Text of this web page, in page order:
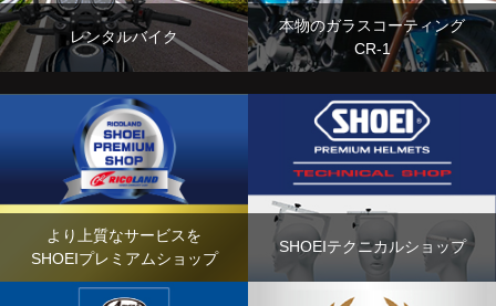
レンタルバイク
本物のガラスコーティング
CR-1
より上質なサービスを
SHOEIプレミアムショップ
SHOEIテクニカルショップ